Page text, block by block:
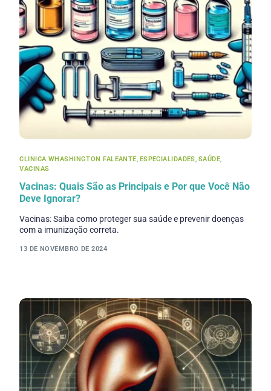
CLINICA WHASHINGTON FALEANTE, ESPECIALIDADES, SAÚDE,
VACINAS
Vacinas: Quais São as Principais e Por que Você Não
Deve Ignorar?
Vacinas: Saiba como proteger sua saúde e prevenir doenças
com a imunização correta.
13 DE NOVEMBRO DE 2024